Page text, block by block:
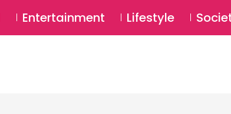
Entertainment Lifestyle